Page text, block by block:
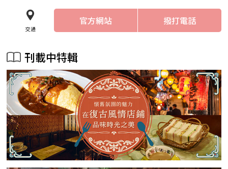
交通
官方網站 撥打電話
刊載中特輯